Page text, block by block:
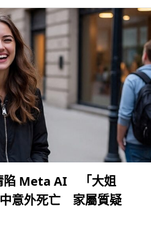
陷 Meta AI 「大姐
意外死亡 家屬質疑